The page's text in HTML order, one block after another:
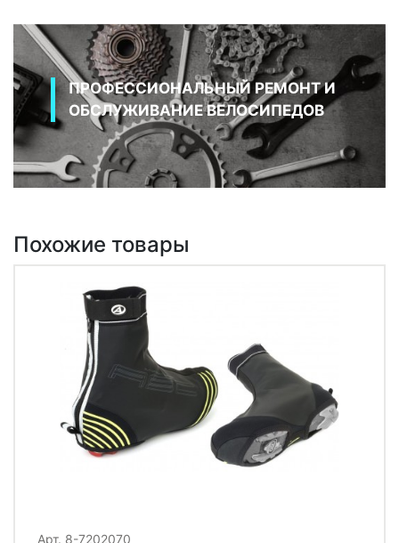
ПРОФЕССИОНАЛЬНЫЙ РЕМОНТ И
ОБСЛУЖИВАНИЕ ВЕЛОСИПЕДОВ
Похожие товары
Арт. 8-7202070